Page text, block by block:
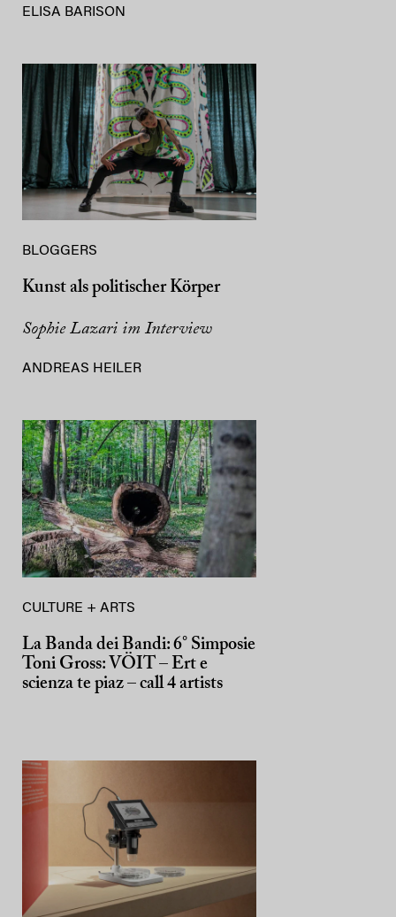
ELISA BARISON
BLOGGERS
Kunst als politischer Körper
Sophie Lazari im Interview
ANDREAS HEILER
CULTURE + ARTS
La Banda dei Bandi: 6° Simposie
Toni Gross: VÖIT – Ert e
scienza te piaz – call 4 artists